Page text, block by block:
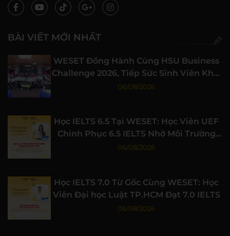
BÀI VIẾT MỚI NHẤT
WESET Đồng Hành Cùng HSU Business
Challenge 2026, Tiếp Sức Sinh Viên Khởi
Nghiệp
06/08/2026
Học IELTS 6.5 Tại WESET: Học Viên UEF
Chinh Phục 6.5 IELTS Nhờ Môi Trường
Học Tập Chất Lượng
06/08/2026
Học IELTS 7.0 Từ Gốc Cùng WESET: Học
Viên Đại học Luật TP.HCM Đạt 7.0 IELTS
06/08/2026